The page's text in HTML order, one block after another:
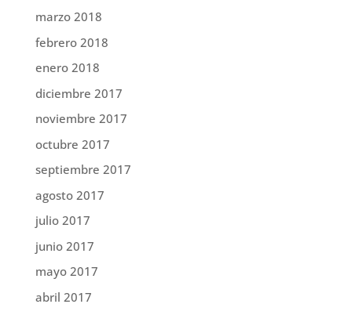
marzo 2018
febrero 2018
enero 2018
diciembre 2017
noviembre 2017
octubre 2017
septiembre 2017
agosto 2017
julio 2017
junio 2017
mayo 2017
abril 2017